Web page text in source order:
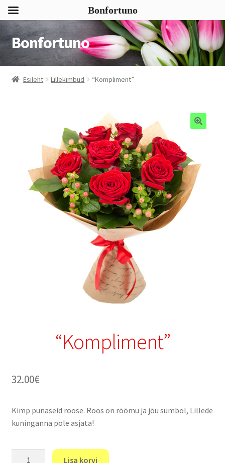
Liigu
navigeerimisele
Liigu
sisu
juurde
Bonfortuno
Esileht Lillekimbud “Kompliment”
“Kompliment”
32.00€
Kimp punaseid roose. Roos on rõõmu ja jõu sümbol, Lillede
kuninganna pole asjata!
"Kompliment"
Lisa korvi
Bonfortuno